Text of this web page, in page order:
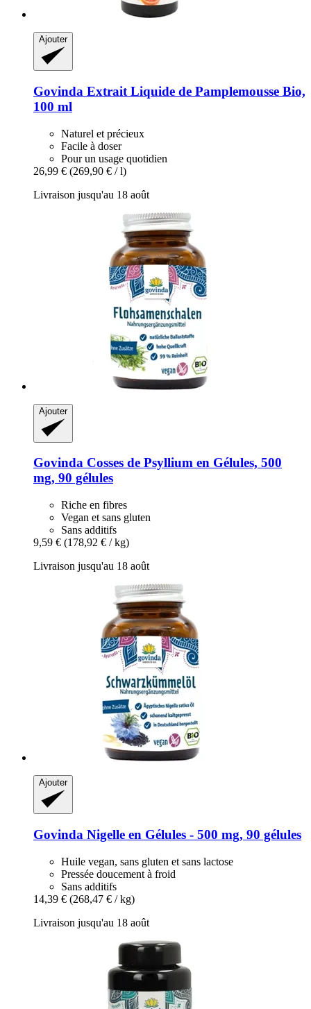
Ajouter
Govinda Extrait Liquide de Pamplemousse Bio,
100 ml
Naturel et précieux
Facile à doser
Pour un usage quotidien
26,99 € (269,90 € / l)
Livraison jusqu'au 18 août
Ajouter
Govinda Cosses de Psyllium en Gélules, 500
mg, 90 gélules
Riche en fibres
Vegan et sans gluten
Sans additifs
9,59 € (178,92 € / kg)
Livraison jusqu'au 18 août
Ajouter
Govinda Nigelle en Gélules -​ 500 mg, 90 gélules
Huile vegan, sans gluten et sans lactose
Pressée doucement à froid
Sans additifs
14,39 € (268,47 € / kg)
Livraison jusqu'au 18 août